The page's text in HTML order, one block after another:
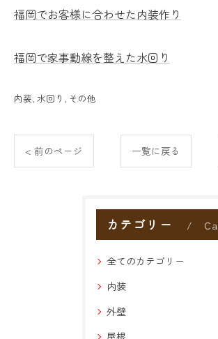
福岡でお客様に合わせた内装作り
福岡で家事動線を整えた水回り
内装 水回り その他
< 前のページ 一覧に戻る
カテゴリー
全てのカテゴリー
内装
外壁
屋根